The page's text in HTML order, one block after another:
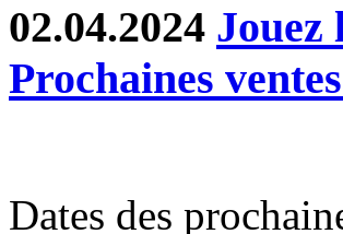
02.04.2024 Jouez
Prochaines
Dates des